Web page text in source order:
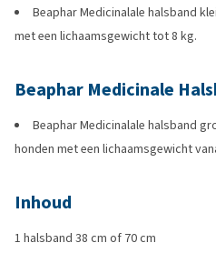
Beaphar Medicinalale halsband
met een lichaamsgewicht tot 8 kg.
Beaphar Medicinale
Beaphar Medicinalale halsband
honden met een lichaamsgewicht
Inhoud
1 halsband 38 cm of 70 cm